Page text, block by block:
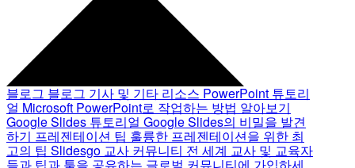
블로그 블로그 기사 및 기타 리소스 PowerPoint 튜토리
얼 Microsoft PowerPoint로 작업하는 방법 알아보기
Google Slides 튜토리얼 Google Slides의 비밀을 발견
하기 프레젠테이션 팁 훌륭한 프레젠테이션을 위한 최
고의 팁 Slidesgo 교사 커뮤니티 전 세계 교사 및 교육자